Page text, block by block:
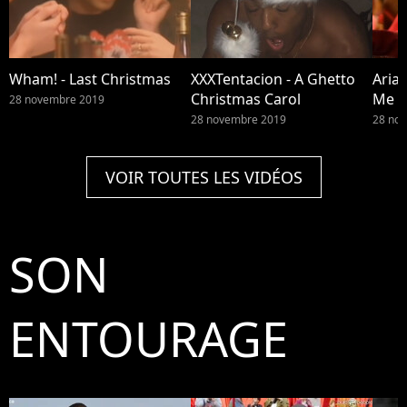
Wham! - Last Christmas
28 novembre 2019
XXXTentacion - A Ghetto
Christmas Carol
28 novembre 2019
Me
28
VOIR TOUTES LES VIDÉOS
SON
ENTOURAGE